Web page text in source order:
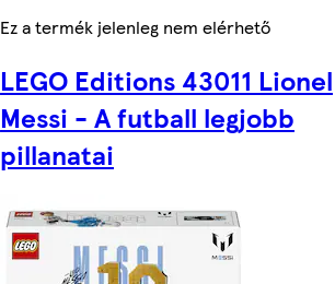
Ez a termék jelenleg nem elérhető
LEGO Editions 43011 Lionel
Messi - A futball legjobb
pillanatai